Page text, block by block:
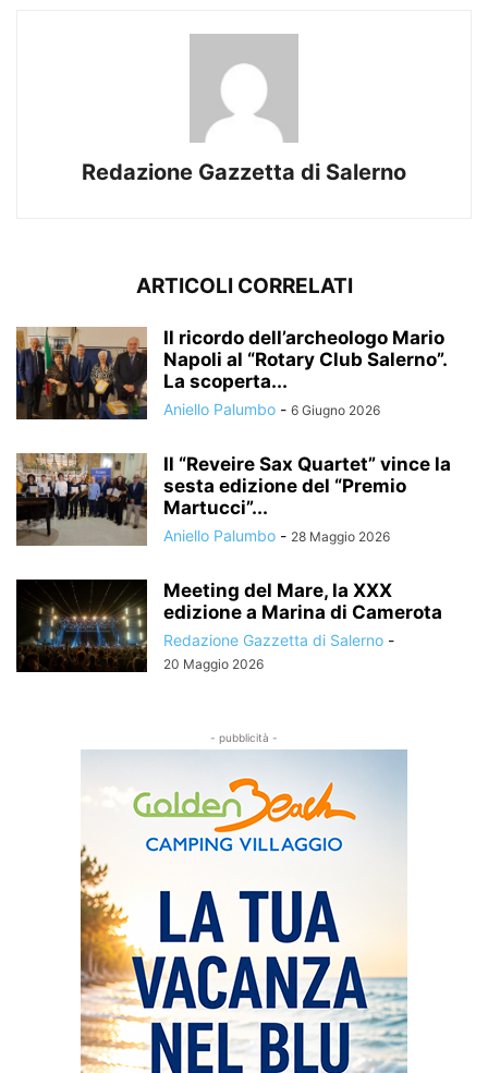
Redazione Gazzetta di Salerno
ARTICOLI CORRELATI
Il ricordo dell’archeologo Mario
Napoli al “Rotary Club Salerno”.
La scoperta...
Aniello Palumbo - 6 Giugno 2026
Il “Reveire Sax Quartet” vince la
sesta edizione del “Premio
Martucci”...
Aniello Palumbo - 28 Maggio 2026
Meeting del Mare, la XXX
edizione a Marina di Camerota
Redazione Gazzetta di Salerno -
20 Maggio 2026
- pubblicità -